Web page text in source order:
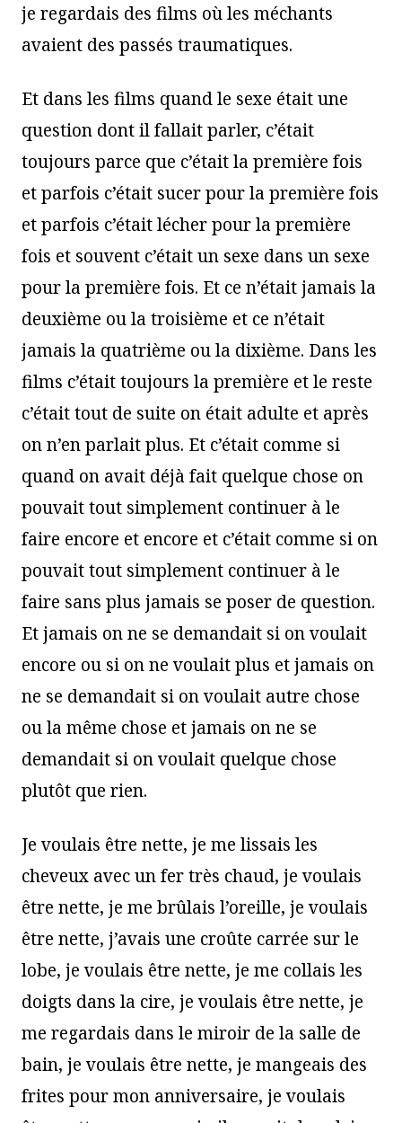
je regardais des films où les méchants
avaient des passés traumatiques.
Et dans les films quand le sexe était une
question dont il fallait parler, c’était
toujours parce que c’était la première fois
et parfois c’était sucer pour la première fois
et parfois c’était lécher pour la première
fois et souvent c’était un sexe dans un sexe
pour la première fois. Et ce n’était jamais la
deuxième ou la troisième et ce n’était
jamais la quatrième ou la dixième. Dans les
films c’était toujours la première et le reste
c’était tout de suite on était adulte et après
on n’en parlait plus. Et c’était comme si
quand on avait déjà fait quelque chose on
pouvait tout simplement continuer à le
faire encore et encore et c’était comme si on
pouvait tout simplement continuer à le
faire sans plus jamais se poser de question.
Et jamais on ne se demandait si on voulait
encore ou si on ne voulait plus et jamais on
ne se demandait si on voulait autre chose
ou la même chose et jamais on ne se
demandait si on voulait quelque chose
plutôt que rien.
Je voulais être nette, je me lissais les
cheveux avec un fer très chaud, je voulais
être nette, je me brûlais l’oreille, je voulais
être nette, j’avais une croûte carrée sur le
lobe, je voulais être nette, je me collais les
doigts dans la cire, je voulais être nette, je
me regardais dans le miroir de la salle de
bain, je voulais être nette, je mangeais des
frites pour mon anniversaire, je voulais